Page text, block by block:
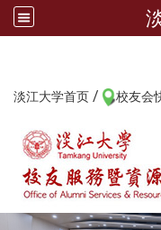
淡江大学首页 / 校友会